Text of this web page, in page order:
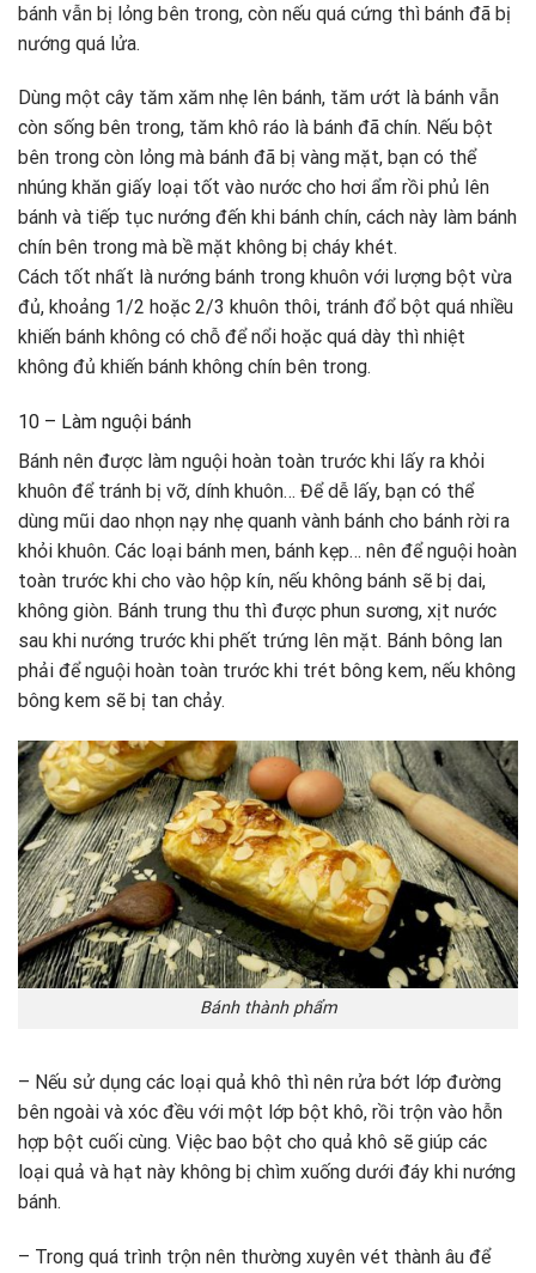
bánh vẫn bị lỏng bên trong, còn nếu quá cứng thì bánh đã bị
nướng quá lửa.
Dùng một cây tăm xăm nhẹ lên bánh, tăm ướt là bánh vẫn
còn sống bên trong, tăm khô ráo là bánh đã chín. Nếu bột
bên trong còn lỏng mà bánh đã bị vàng mặt, bạn có thể
nhúng khăn giấy loại tốt vào nước cho hơi ẩm rồi phủ lên
bánh và tiếp tục nướng đến khi bánh chín, cách này làm bánh
chín bên trong mà bề mặt không bị cháy khét.
Cách tốt nhất là nướng bánh trong khuôn với lượng bột vừa
đủ, khoảng 1/2 hoặc 2/3 khuôn thôi, tránh đổ bột quá nhiều
khiến bánh không có chỗ để nổi hoặc quá dày thì nhiệt
không đủ khiến bánh không chín bên trong.
10 – Làm nguội bánh
Bánh nên được làm nguội hoàn toàn trước khi lấy ra khỏi
khuôn để tránh bị vỡ, dính khuôn… Để dễ lấy, bạn có thể
dùng mũi dao nhọn nạy nhẹ quanh vành bánh cho bánh rời ra
khỏi khuôn. Các loại bánh men, bánh kẹp… nên để nguội hoàn
toàn trước khi cho vào hộp kín, nếu không bánh sẽ bị dai,
không giòn. Bánh trung thu thì được phun sương, xịt nước
sau khi nướng trước khi phết trứng lên mặt. Bánh bông lan
phải để nguội hoàn toàn trước khi trét bông kem, nếu không
bông kem sẽ bị tan chảy.
Bánh thành phẩm
– Nếu sử dụng các loại quả khô thì nên rửa bớt lớp đường
bên ngoài và xóc đều với một lớp bột khô, rồi trộn vào hỗn
hợp bột cuối cùng. Việc bao bột cho quả khô sẽ giúp các
loại quả và hạt này không bị chìm xuống dưới đáy khi nướng
bánh.
– Trong quá trình trộn nên thường xuyên vét thành âu để